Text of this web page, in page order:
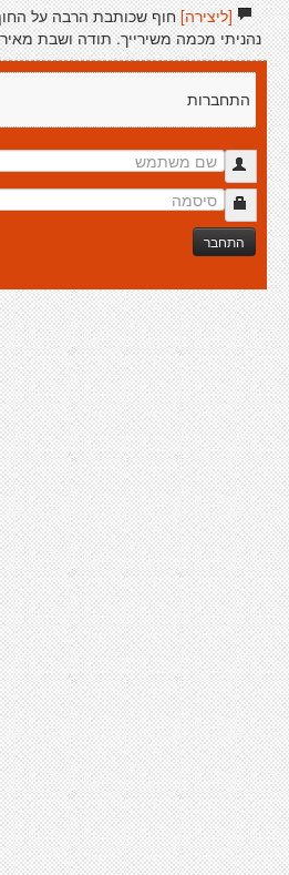
[ליצירה]חוף שכותבת הרבה על
נהניתי מכמה משירייך. תודה ושבת
התחברות
התחבר